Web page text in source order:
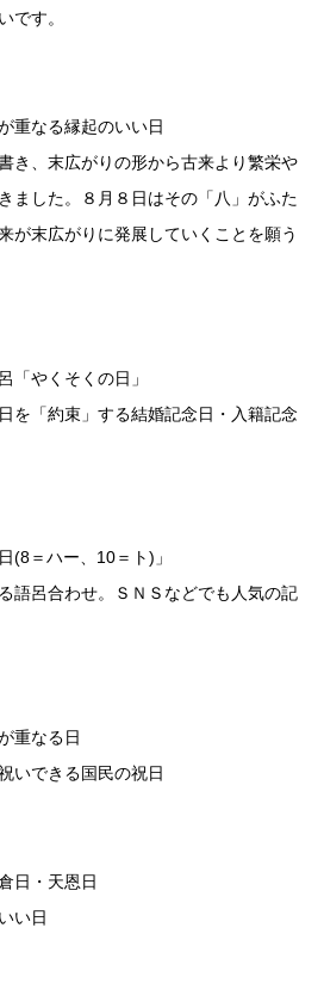
です。
重なる縁起のいい日
き、末広がりの形から古来より繁栄や
ました。８月８日はその「八」がふた
が末広がりに発展していくことを願う
「やくそくの日」
を「約束」する結婚記念日・入籍記念
(8＝ハー、10＝ト)」
語呂合わせ。ＳＮＳなどでも人気の記
重なる日
いできる国民の祝日
日・天恩日
い日